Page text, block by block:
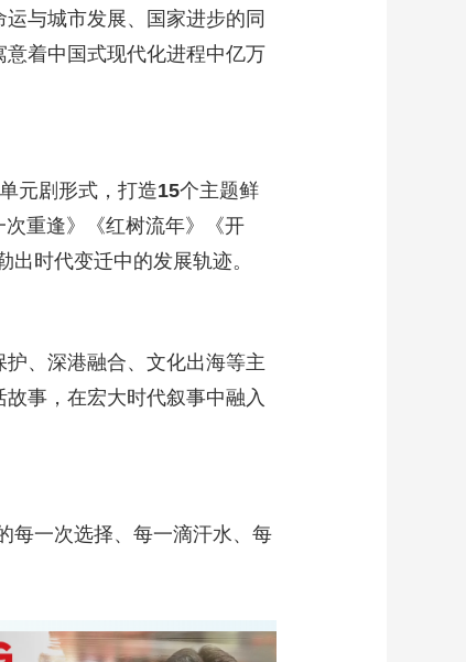
与城市发展、国家进步的同
着中国式现代化进程中亿万
元剧形式，打造15个主题鲜
重逢》《红树流年》《开
出时代变迁中的发展轨迹。
、深港融合、文化出海等主
事，在宏大时代叙事中融入
每一次选择、每一滴汗水、每